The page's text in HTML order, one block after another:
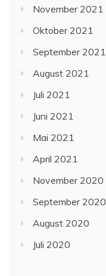
November 2021
Oktober 2021
September 2021
August 2021
Juli 2021
Juni 2021
Mai 2021
April 2021
November 2020
September 2020
August 2020
Juli 2020